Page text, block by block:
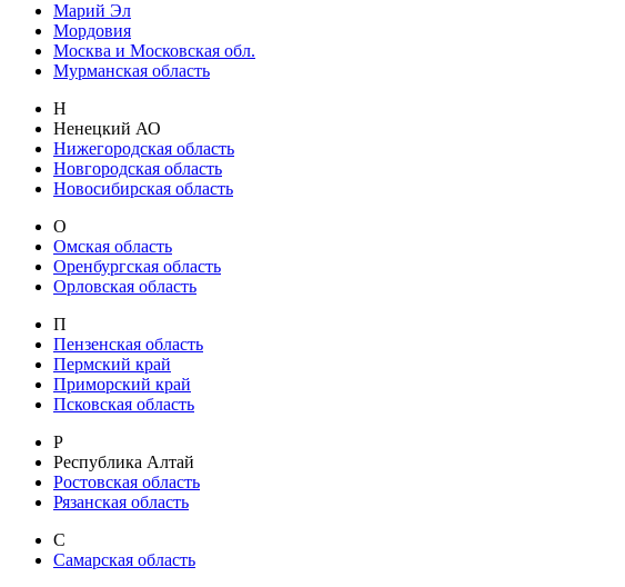
Марий Эл
Мордовия
Москва и Московская обл.
Мурманская область
Н
Ненецкий АО
Нижегородская область
Новгородская область
Новосибирская область
О
Омская область
Оренбургская область
Орловская область
П
Пензенская область
Пермский край
Приморский край
Псковская область
Р
Республика Алтай
Ростовская область
Рязанская область
С
Самарская область